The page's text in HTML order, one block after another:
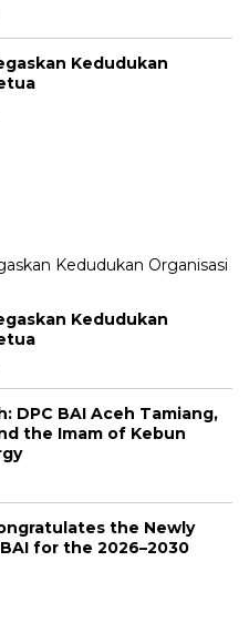
Kedudukan
Kedudukan
DPC BAI Aceh Tamiang,
the Imam of Kebun
the Newly
for the 2026–2030